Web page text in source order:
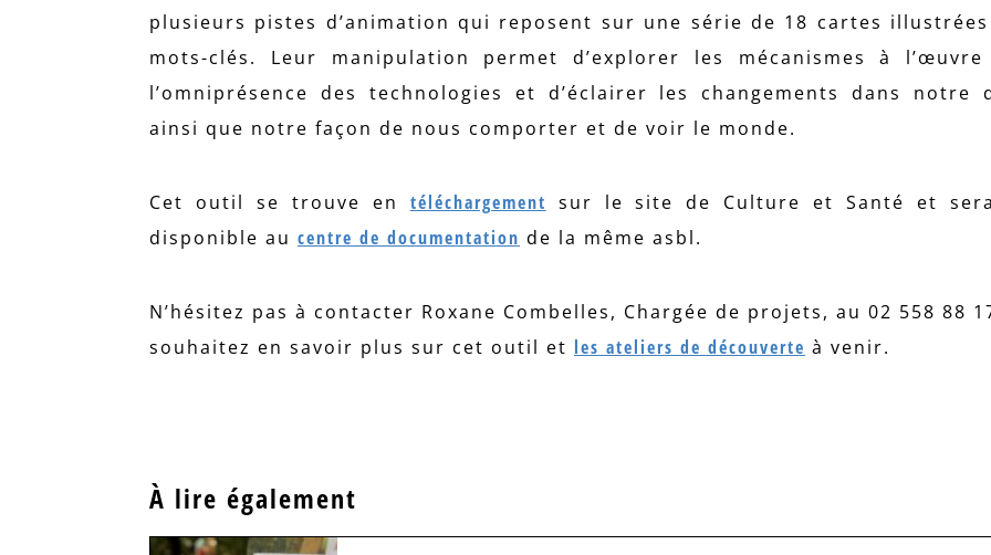
plusieurs pistes d’animation qui reposent sur une série de 18 cartes
mots-clés. Leur manipulation permet d’explorer les mécanismes à
l’omniprésence des technologies et d’éclairer les changements dans notre
ainsi que notre façon de nous comporter et de voir le monde.
Cet outil se trouve en téléchargement sur le site de Culture et Santé et
disponible au centre de documentation de la même asbl.
N’hésitez pas à contacter Roxane Combelles, Chargée de projets, au 02 558 88
souhaitez en savoir plus sur cet outil et les ateliers de découverte à venir.
À lire également